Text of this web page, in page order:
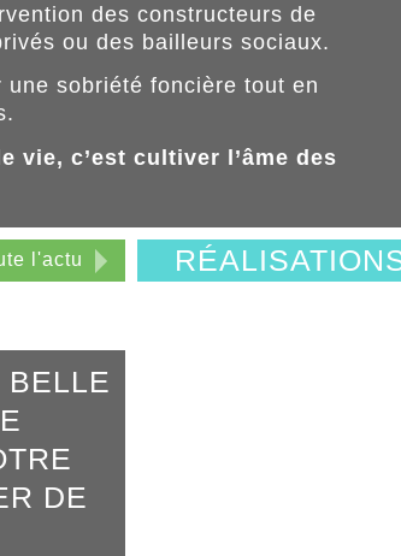
des constructeurs de
ou des bailleurs sociaux.
une sobriété foncière tout en
vie, c’est cultiver l’âme des
l'actu
BELLE
DE